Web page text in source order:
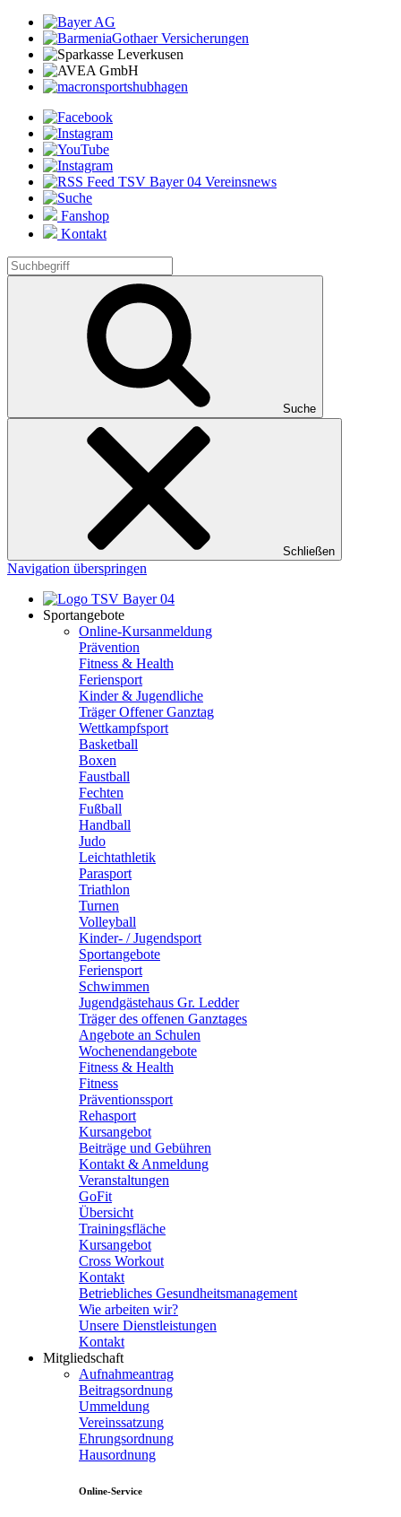
Fanshop
Kontakt
Suche
Schließen
Navigation überspringen
Sportangebote
Online-Kursanmeldung
Prävention
Fitness & Health
Feriensport
Kinder & Jugendliche
Träger Offener Ganztag
Wettkampfsport
Basketball
Boxen
Faustball
Fechten
Fußball
Handball
Judo
Leichtathletik
Parasport
Triathlon
Turnen
Volleyball
Kinder- / Jugendsport
Sportangebote
Feriensport
Schwimmen
Jugendgästehaus Gr. Ledder
Träger des offenen Ganztages
Angebote an Schulen
Wochenendangebote
Fitness & Health
Fitness
Präventionssport
Rehasport
Kursangebot
Beiträge und Gebühren
Kontakt & Anmeldung
Veranstaltungen
GoFit
Übersicht
Trainingsfläche
Kursangebot
Cross Workout
Kontakt
Betriebliches Gesundheitsmanagement
Wie arbeiten wir?
Unsere Dienstleistungen
Kontakt
Mitgliedschaft
Aufnahmeantrag
Beitragsordnung
Ummeldung
Vereinssatzung
Ehrungsordnung
Hausordnung
Online-Service